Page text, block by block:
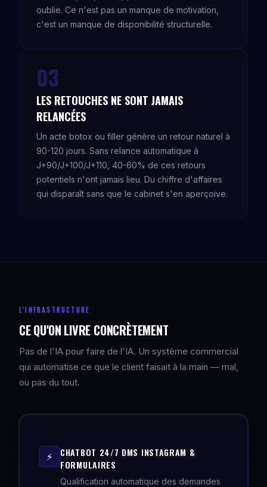
oublie. Ce n'est pas un manque de motivation,
c'est un manque de disponibilité structurelle.
03
LES RETOUCHES NE SONT JAMAIS
RELANCÉES
Un acte botox ou filler génère un retour naturel à
90-120 jours. Sans relance automatique à
J+90/J+100/J+110, 40-60% de ces retours
potentiels n'ont jamais lieu. Du chiffre d'affaires
qui disparaît sans que le cabinet s'en aperçoive.
L'INFRASTRUCTURE
CE QU'ON LIVRE CONCRÈTEMENT
Pas de l'IA pour faire de l'IA. Un système commercial
qui automatise ce que le client faisait à la main — mal,
ou pas du tout.
⚡
CHATBOT 24/7 DMS INSTAGRAM &
FORMULAIRES
Qualification automatique des demandes